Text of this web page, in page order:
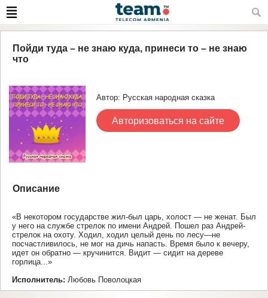
Пойди туда – не знаю куда, принеси то – не знаю
что
Автор: Русская народная сказка
Авторизоваться на сайте
Описание
«В некотором государстве жил-был царь, холост — не женат. Был
у него на службе стрелок по имени Андрей. Пошел раз Андрей-
стрелок на охоту. Ходил, ходил целый день по лесу—не
посчастливилось, не мог на дичь напасть. Время было к вечеру,
идет он обратно — кручинится. Видит — сидит на дереве
горлица...»
Исполнитель: Любовь Поволоцкая